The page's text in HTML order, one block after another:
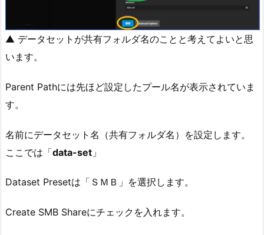
▲ データセットが共有フォルダ名のことと考えてよいと思
います。
Parent Pathには先ほど設定したプール名が表示されていま
す。
名前にデータセット名（共有フォルダ名）を設定します。
ここでは「data-set 」
Dataset Presetは「ＳＭＢ」を選択します。
Create SMB Shareにチェックを入れます。